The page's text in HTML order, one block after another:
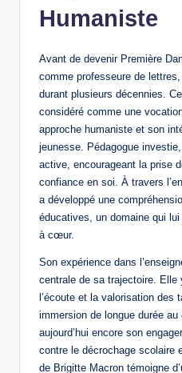
Humaniste
Avant de devenir Première
comme professeure de
durant plusieurs décennies.
considéré comme une
approche humaniste et son
jeunesse. Pédagogue
active, encourageant la prise
confiance en soi. À travers
a développé une
éducatives, un domaine qui
à cœur.
Son expérience dans
centrale de sa trajectoire. Elle
l’écoute et la valorisation des
immersion de longue durée
aujourd’hui encore son
contre le décrochage scolaire
de Brigitte Macron témoigne